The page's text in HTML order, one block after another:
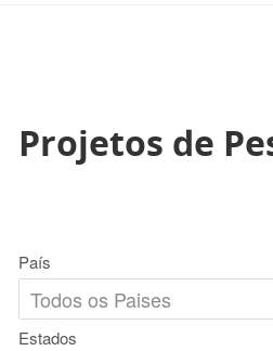
Projetos de
País
Estados